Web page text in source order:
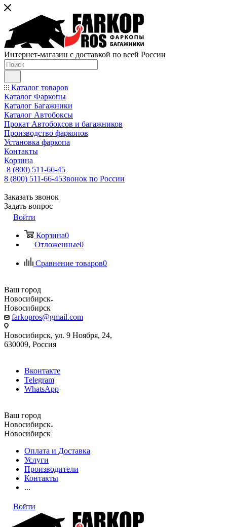
Интернет-магазин с доставкой по всей России
Каталог товаров
Каталог Фаркопы
Каталог Багажники
Каталог Автобоксы
Прокат Автобоксов и багажников
Производство фаркопов
Установка фаркопа
Контакты
Корзина
8 (800) 511-66-45
8 (800) 511-66-45Звонок по России
Заказать звонок
Задать вопрос
Войти
Корзина0
Отложенные0
Сравнение товаров0
Ваш город
Новосибирск
Новосибирск
farkopros@gmail.com
Новосибирск, ул. 9 Ноября, 24,
630009, Россия
Вконтакте
Telegram
WhatsApp
Ваш город
Новосибирск
Новосибирск
Оплата и Доставка
Услуги
Производители
Контакты
...
Войти